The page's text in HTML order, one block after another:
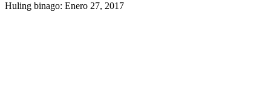
Huling binago: Enero 27, 2017